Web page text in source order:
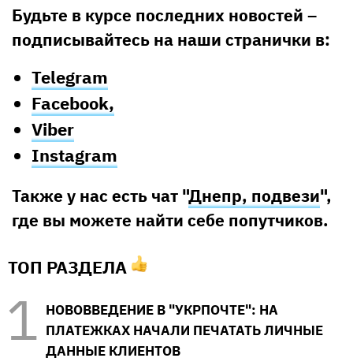
Будьте в курсе последних новостей –
подписывайтесь на наши странички в:
Telegram
Facebook,
Viber
Instagram
Также у нас есть чат "Днепр, подвези",
где вы можете найти себе попутчиков.
ТОП РАЗДЕЛА
НОВОВВЕДЕНИЕ В "УКРПОЧТЕ": НА
ПЛАТЕЖКАХ НАЧАЛИ ПЕЧАТАТЬ ЛИЧНЫЕ
ДАННЫЕ КЛИЕНТОВ